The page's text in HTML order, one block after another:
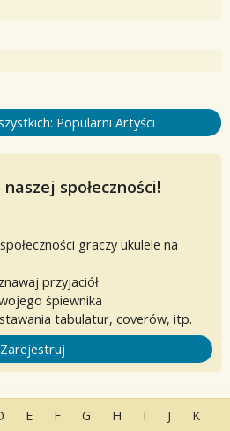
Popularni Artyści
społeczności!
graczy ukulele na
przyjaciół
śpiewnika
tabulatur, coverów, itp.
Zarejestruj
E F G H I J K